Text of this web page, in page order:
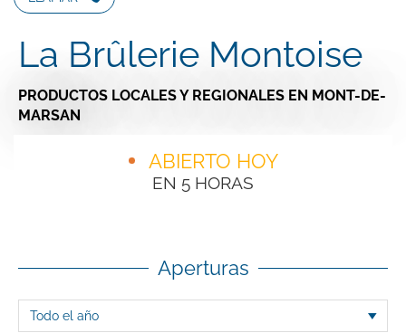
La Brûlerie Montoise
PRODUCTOS LOCALES Y REGIONALES EN MONT-DE-
MARSAN
ABIERTO HOY
EN 5 HORAS
Aperturas